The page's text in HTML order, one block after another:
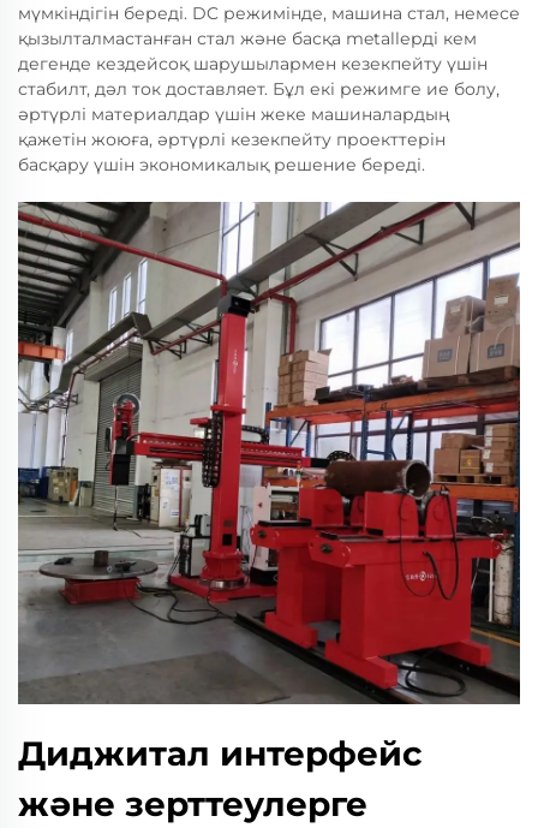
мүмкіндігін береді. DC режимінде, машина стал, немесе
қызылталмастанған стал және басқа metallерді кем
дегенде кездейсоқ шарушылармен кезекпейту үшін
стабилт, дәл ток доставляет. Бұл екі режимге ие болу,
әртүрлі материалдар үшін жеке машиналардың
қажетін жоюға, әртүрлі кезекпейту проекттерін
басқару үшін экономикалық решение береді.
Диджитал интерфейс
және зерттеулерге